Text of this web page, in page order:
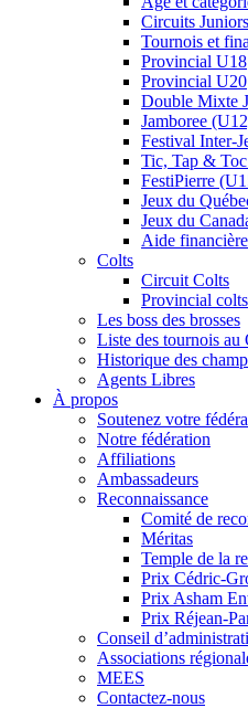
Circuits Juniors
Tournois et
Provincial U18
Provincial U20
Double Mixte
Jamboree
Festival Inter-
Tic, Tap &
FestiPierre
Jeux du
Jeux du
Aide
Colts
Circuit Colts
Provincial colts
Les boss des brosses
Liste des tournois au
Historique des
Agents Libres
À propos
Soutenez votre
Notre fédération
Affiliations
Ambassadeurs
Reconnaissance
Comité de
Méritas
Temple de la
Prix Cédric-
Prix Asham
Prix Réjean-
Conseil
Associations
MEES
Contactez-nous